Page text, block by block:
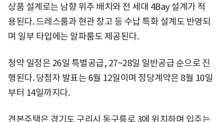
상품 설계로는 남향 위주 배치와 전 세대 4Bay 설계가 적
용된다. 드레스룸과 현관 창고 등 수납 특화 설계도 반영되
며 일부 타입에는 알파룸도 제공된다.
청약 일정은 26일 특별공급, 27~28일 일반공급 순으로 진
행된다. 당첨자 발표는 6월 12일이며 정당계약은 8월 10일
부터 14일까지다.
견본주택은 경기도 구리시 동구릉로 3에 위치하며 입주는